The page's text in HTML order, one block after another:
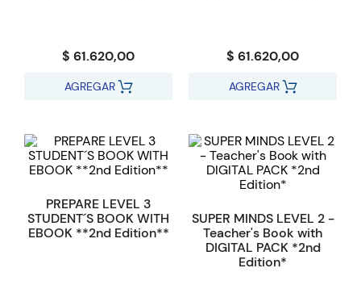
$ 61.620,00
AGREGAR
$ 61.620,00
AGREGAR
PREPARE LEVEL 3
STUDENT´S BOOK WITH
EBOOK **2nd Edition**
SUPER MINDS LEVEL 2 -
Teacher's Book with
DIGITAL PACK *2nd
Edition*